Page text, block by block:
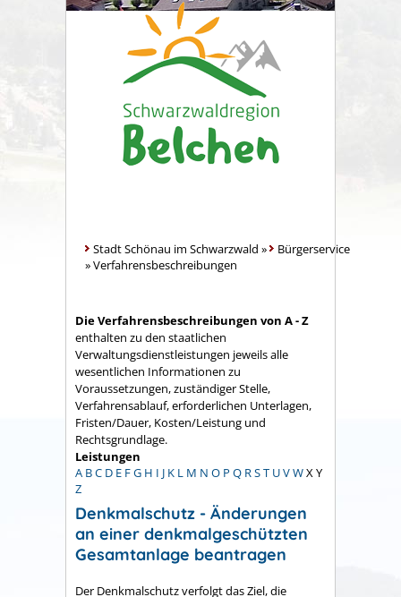
Stadt Schönau im Schwarzwald »
Bürgerservice
»Verfahrensbeschreibungen
Die Verfahrensbeschreibungen von A - Z
enthalten zu den staatlichen
Verwaltungsdienstleistungen jeweils alle
wesentlichen Informationen zu
Voraussetzungen, zuständiger Stelle,
Verfahrensablauf, erforderlichen Unterlagen,
Fristen/Dauer, Kosten/Leistung und
Rechtsgrundlage.
Leistungen
A BC D E FG H I J K L M N O P Q RST UVWX Y
Z
Denkmalschutz - Änderungen
an einer denkmalgeschützten
Gesamtanlage beantragen
Der Denkmalschutz verfolgt das Ziel, die